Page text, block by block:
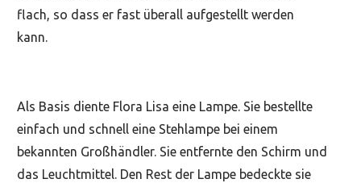
flach, so dass er fast überall aufgestellt werden
kann.
Als Basis diente Flora Lisa eine Lampe. Sie bestellte
einfach und schnell eine Stehlampe bei einem
bekannten Großhändler. Sie entfernte den Schirm und
das Leuchtmittel. Den Rest der Lampe bedeckte sie